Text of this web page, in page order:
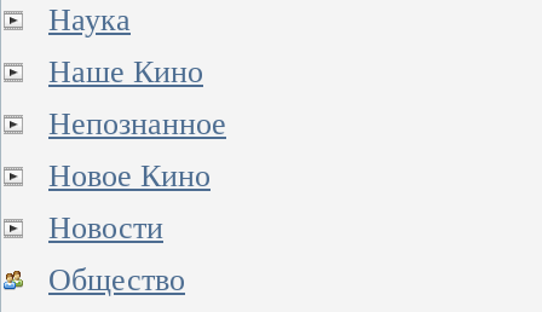
Наука
Наше Кино
Непознанное
Новое Кино
Новости
Общество